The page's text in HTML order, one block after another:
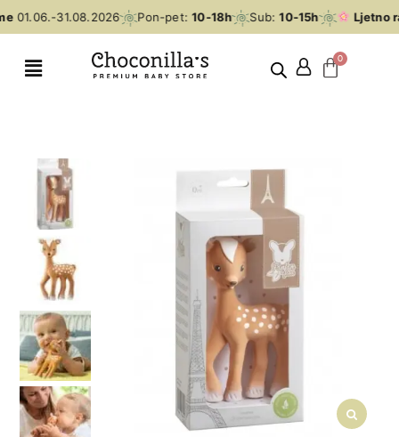
01.06.-31.08.2026 Pon-pet:10-18h Sub:10-15h Ljetno